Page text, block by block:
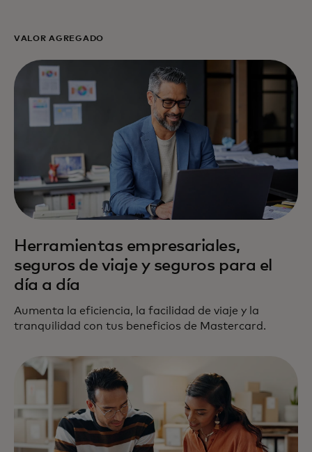
VALOR AGREGADO
Herramientas empresariales,
seguros de viaje y seguros para el
día a día
Aumenta la eficiencia, la facilidad de viaje y la
tranquilidad con tus beneficios de Mastercard.